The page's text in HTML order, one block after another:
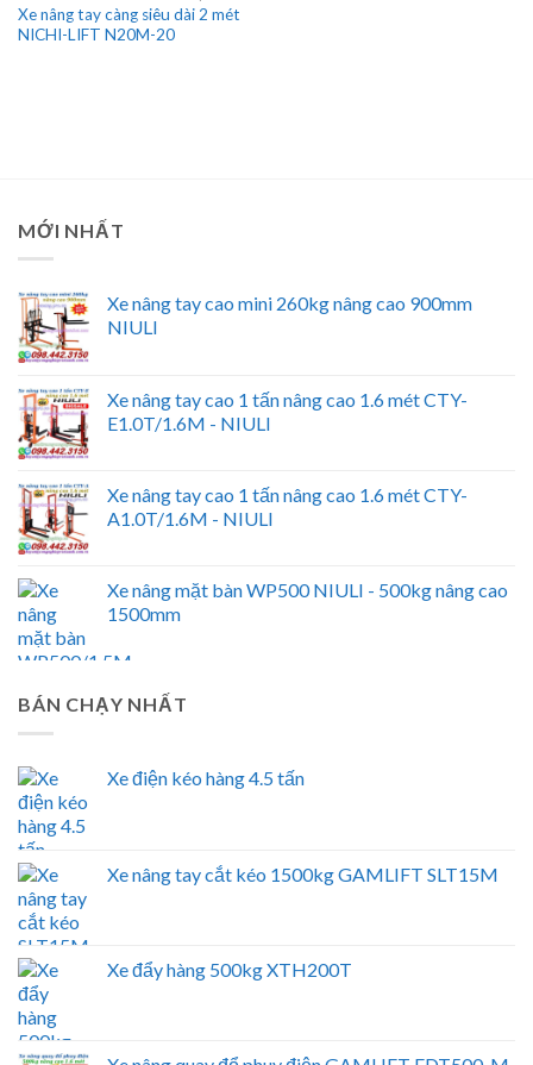
Xe nâng tay càng siêu dài 2 mét
NICHI-LIFT N20M-20
MỚI NHẤT
Xe nâng tay cao mini 260kg nâng cao 900mm
NIULI
Xe nâng tay cao 1 tấn nâng cao 1.6 mét CTY-
E1.0T/1.6M - NIULI
Xe nâng tay cao 1 tấn nâng cao 1.6 mét CTY-
A1.0T/1.6M - NIULI
Xe nâng mặt bàn WP500 NIULI - 500kg nâng cao
1500mm
BÁN CHẠY NHẤT
Xe điện kéo hàng 4.5 tấn
Xe nâng tay cắt kéo 1500kg GAMLIFT SLT15M
Xe đẩy hàng 500kg XTH200T